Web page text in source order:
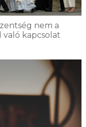
nem a
való kapcsolat